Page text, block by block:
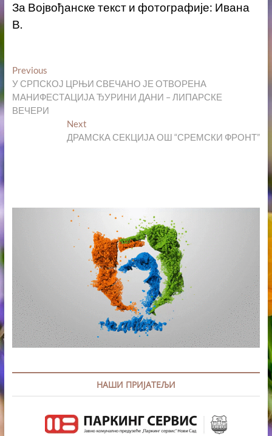
За Војвођанске текст и фотографије: Ивана
В.
Кретање
чланка
PreviousPrevious
post:
У СРПСКОЈ ЦРЊИ СВЕЧАНО ЈЕ ОТВОРЕНА
МАНИФЕСТАЦИЈА ЂУРИНИ ДАНИ – ЛИПАРСКЕ
ВЕЧЕРИ
Next
post:
ДРАМСКА СЕКЦИЈА ОШ “СРЕМСКИ ФРОНТ”
НАШИ ПРИЈАТЕЉИ